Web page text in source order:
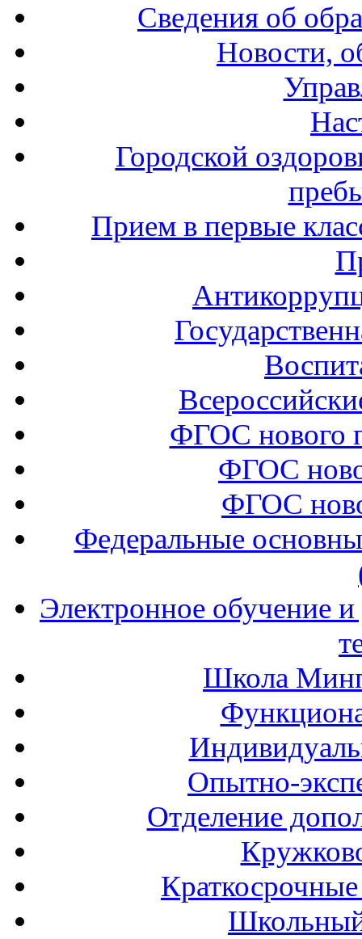
Сведения об
Новости,
Городской
Прием в первые
ФГОС нового
ФГОС
ФГОС
Федеральные
Электронное обучение
Школа
Опытно-
Отделение